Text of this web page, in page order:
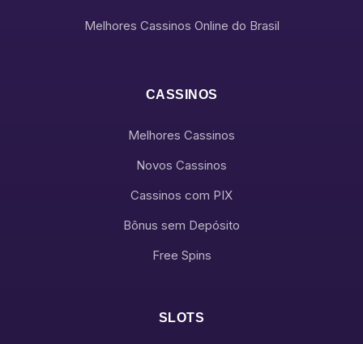
Melhores Cassinos Online do Brasil
CASSINOS
Melhores Cassinos
Novos Cassinos
Cassinos com PIX
Bônus sem Depósito
Free Spins
SLOTS